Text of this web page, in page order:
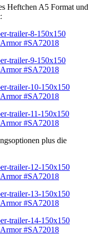
Heftchen A5 Format und
plus die